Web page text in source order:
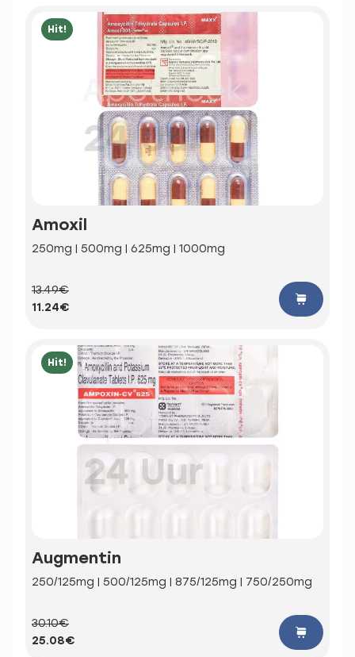
Hit!
Amoxil
250mg | 500mg | 625mg | 1000mg
13.49€
11.24€
Hit!
Augmentin
250/125mg | 500/125mg | 875/125mg | 750/250mg
30.10€
25.08€